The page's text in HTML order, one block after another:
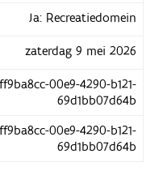
Ja: Recreatiedomein
zaterdag 9 mei 2026
ff9ba8cc-00e9-4290-b121-
69d1bb07d64b
ff9ba8cc-00e9-4290-b121-
69d1bb07d64b